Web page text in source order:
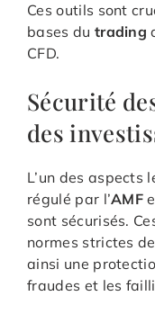
Ces outils sont
bases du trading
CFD.
Sécurité
des
L’un des aspects
régulé par l’AMF
sont sécurisés.
normes strictes
ainsi une
fraudes et les